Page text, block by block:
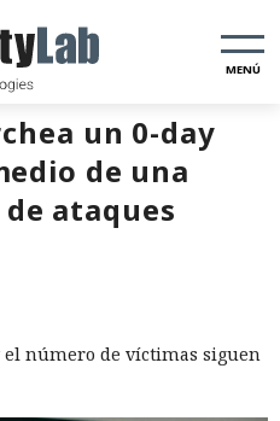
MENÚ
un 0-day
de una
ataques
número de víctimas siguen